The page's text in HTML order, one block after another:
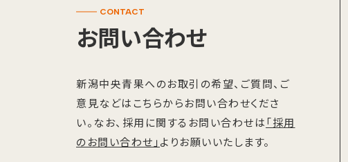
CONTACT
お問い合わせ
新潟中央青果へのお取引の希望、ご質問、ご
意見などはこちらからお問い合わせくださ
い。なお、採用に関するお問い合わせは 「採用
のお問い合わせ」 よりお願いいたします。